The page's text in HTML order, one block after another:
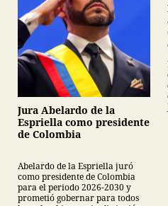
Jura Abelardo de la
Espriella como presidente
de Colombia
Abelardo de la Espriella juró
como presidente de Colombia
para el periodo 2026-2030 y
prometió gobernar para todos